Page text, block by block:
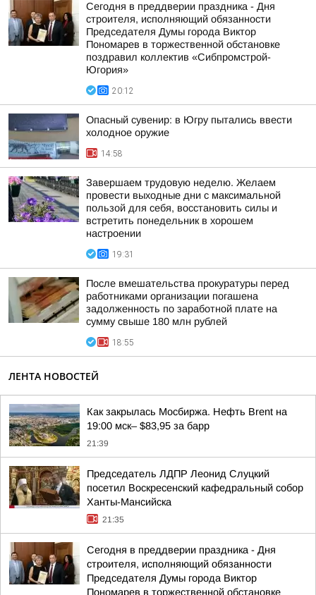
Сегодня в преддверии праздника - Дня
строителя, исполняющий обязанности
Председателя Думы города Виктор
Пономарев в торжественной обстановке
поздравил коллектив «Сибпромстрой-
Югория»
20:12
Опасный сувенир: в Югру пытались ввести
холодное оружие
14:58
Завершаем трудовую неделю. Желаем
провести выходные дни с максимальной
пользой для себя, восстановить силы и
встретить понедельник в хорошем
настроении
19:31
После вмешательства прокуратуры перед
работниками организации погашена
задолженность по заработной плате на
сумму свыше 180 млн рублей
18:55
ЛЕНТА НОВОСТЕЙ
Как закрылась Мосбиржа. Нефть Brent на
19:00 мск– $83,95 за барр
21:39
Председатель ЛДПР Леонид Слуцкий
посетил Воскресенский кафедральный собор
Ханты-Мансийска
21:35
Сегодня в преддверии праздника - Дня
строителя, исполняющий обязанности
Председателя Думы города Виктор
Пономарев в торжественной обстановке